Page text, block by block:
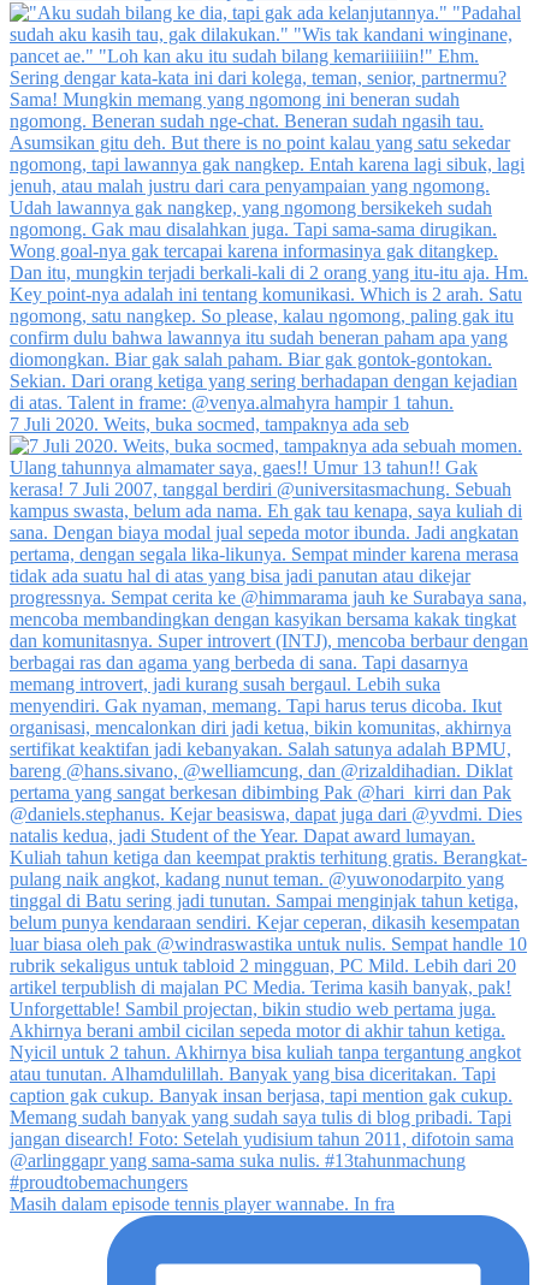
7 Juli 2020. Weits, buka socmed, tampaknya ada seb
Masih dalam episode tennis player wannabe. In fra